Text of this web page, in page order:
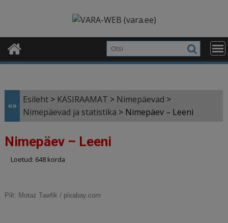
«»
Esileht > KÄSIRAAMAT > Nimepäevad >
Nimepäevad ja statistika > Nimepäev – Leeni
Nimepäev – Leeni
Loetud: 648 korda
Pilt: Motaz Tawfik / pixabay.com